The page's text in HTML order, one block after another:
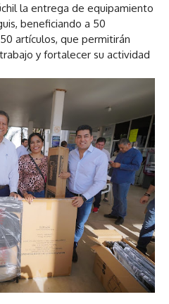
la entrega de equipamiento
beneficiando a 50
artículos, que permitirán
y fortalecer su actividad